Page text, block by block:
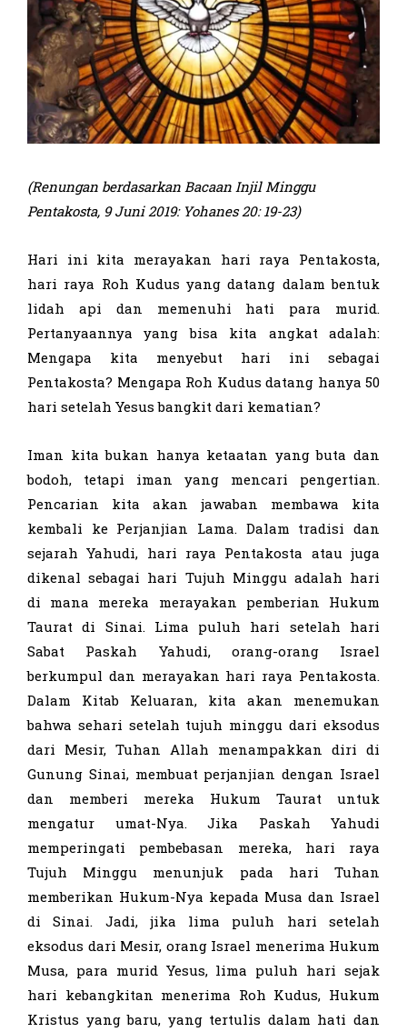
(Renungan berdasarkan Bacaan Injil Minggu
Pentakosta, 9 Juni 2019: Yohanes 20: 19-23)
Hari ini kita merayakan hari raya Pentakosta,
hari raya Roh Kudus yang datang dalam bentuk
lidah api dan memenuhi hati para murid.
Pertanyaannya yang bisa kita angkat adalah:
Mengapa kita menyebut hari ini sebagai
Pentakosta? Mengapa Roh Kudus datang hanya 50
hari setelah Yesus bangkit dari kematian?
Iman kita bukan hanya ketaatan yang buta dan
bodoh, tetapi iman yang mencari pengertian.
Pencarian kita akan jawaban membawa kita
kembali ke Perjanjian Lama. Dalam tradisi dan
sejarah Yahudi, hari raya Pentakosta atau juga
dikenal sebagai hari Tujuh Minggu adalah hari
di mana mereka merayakan pemberian Hukum
Taurat di Sinai. Lima puluh hari setelah hari
Sabat Paskah Yahudi, orang-orang Israel
berkumpul dan merayakan hari raya Pentakosta.
Dalam Kitab Keluaran, kita akan menemukan
bahwa sehari setelah tujuh minggu dari eksodus
dari Mesir, Tuhan Allah menampakkan diri di
Gunung Sinai, membuat perjanjian dengan Israel
dan memberi mereka Hukum Taurat untuk
mengatur umat-Nya. Jika Paskah Yahudi
memperingati pembebasan mereka, hari raya
Tujuh Minggu menunjuk pada hari Tuhan
memberikan Hukum-Nya kepada Musa dan Israel
di Sinai. Jadi, jika lima puluh hari setelah
eksodus dari Mesir, orang Israel menerima Hukum
Musa, para murid Yesus, lima puluh hari sejak
hari kebangkitan menerima Roh Kudus, Hukum
Kristus yang baru, yang tertulis dalam hati dan